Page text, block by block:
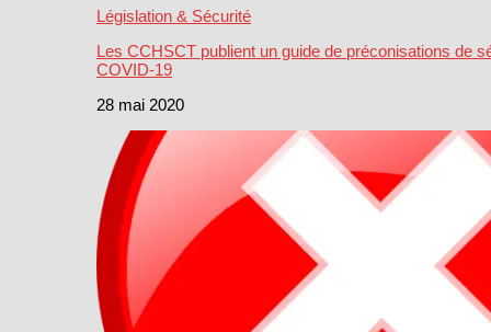
Législation & Sécurité
Les CCHSCT publient un guide de préconisations de
COVID-19
28 mai 2020